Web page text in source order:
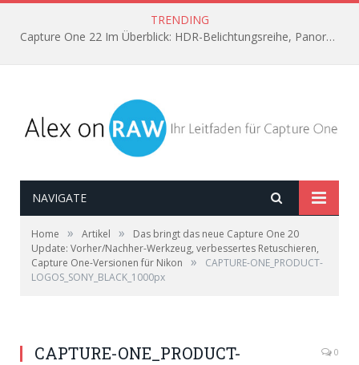
TRENDING
Capture One 22 Im Überblick: HDR-Belichtungsreihe, Panorama aus Einzelbildern, Horizont automatisch ausrichten
NAVIGATE
Home » Artikel »
Das bringt das neue Capture One 20
Update: Vorher/Nachher-Werkzeug, verbessertes Retuschieren,
Capture One-Versionen für Nikon
»
CAPTURE-ONE_PRODUCT-
LOGOS_SONY_BLACK_1000px
CAPTURE-ONE_PRODUCT-
0